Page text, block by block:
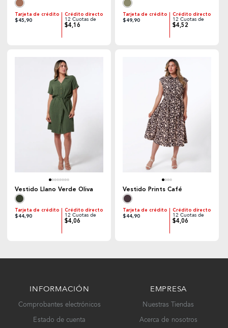
Tarjeta de crédito
$45,90
Crédito directo
12 Cuotas de
$4,16
Tarjeta de crédito
$49,90
Crédito directo
12 Cuotas de
$4,52
Vestido Llano Verde Oliva
Tarjeta de crédito
$44,90
Crédito directo
12 Cuotas de
$4,06
Vestido Prints Café
Tarjeta de crédito
$44,90
Crédito directo
12 Cuotas de
$4,06
INFORMACIÓN
Comprobantes electrónicos
Estado de cuenta
EMPRESA
Nuestras Tiendas
Acerca de nosotros